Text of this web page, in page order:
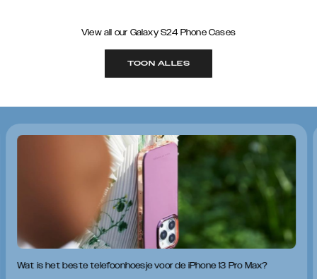
View all our Galaxy S24 Phone Cases
TOON ALLES
Wat is het beste telefoonhoesje voor de iPhone 13 Pro Max?